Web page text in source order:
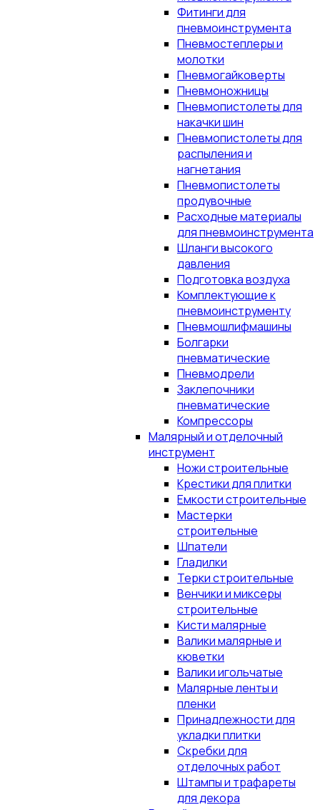
Фитинги для
пневмоинструмента
Пневмостеплеры и
молотки
Пневмогайковерты
Пневмоножницы
Пневмопистолеты для
накачки шин
Пневмопистолеты для
распыления и
нагнетания
Пневмопистолеты
продувочные
Расходные материалы
для пневмоинструмента
Шланги высокого
давления
Подготовка воздуха
Комплектующие к
пневмоинструменту
Пневмошлифмашины
Болгарки
пневматические
Пневмодрели
Заклепочники
пневматические
Компрессоры
Малярный и отделочный
инструмент
Ножи строительные
Крестики для плитки
Емкости строительные
Мастерки
строительные
Шпатели
Гладилки
Терки строительные
Венчики и миксеры
строительные
Кисти малярные
Валики малярные и
кюветки
Валики игольчатые
Малярные ленты и
пленки
Принадлежности для
укладки плитки
Скребки для
отделочных работ
Штампы и трафареты
для декора